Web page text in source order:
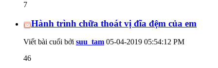
7
Hành trình chữa thoát vị đĩa đệm của em
Viết bài cuối bởi suu_tam 05-04-2019 05:54:12 PM
46